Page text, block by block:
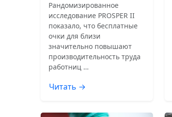
Рандомизированное
исследование PROSPER II
показало, что бесплатные
очки для близи
значительно повышают
производительность труда
работниц …
Читать →